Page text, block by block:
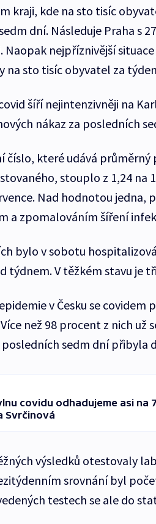
kraji, kde na sto tisíc
dní. Následuje Praha s
Naopak nejpříznivější
na sto tisíc obyvatel za
šíří nejintenzivněji na
nákaz za posledních
číslo, které udává
stouplo z 1,24 na
Nad hodnotou jedna,
a zpomalováním šíření
bylo v sobotu
týdnem. V těžkém stavu je
v Česku se
než 98 procent z nich už
posledních sedm dní přibyla
covidu odhadujeme asi na
Svrčinová
výsledků otestovaly
srovnání byl
testech se ale do